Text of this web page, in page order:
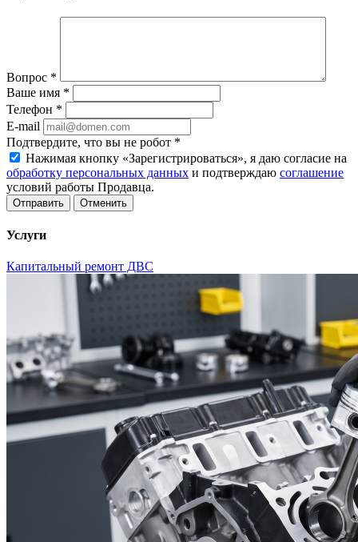
Вопрос *
Ваше имя *
Телефон *
E-mail
Подтвердите, что вы не робот *
Нажимая кнопку «Зарегистрироваться», я даю согласие на
обработку персональных данных и подтверждаю соглашение
условий работы Продавца.
Отменить
Услуги
Капитальный ремонт ДВС